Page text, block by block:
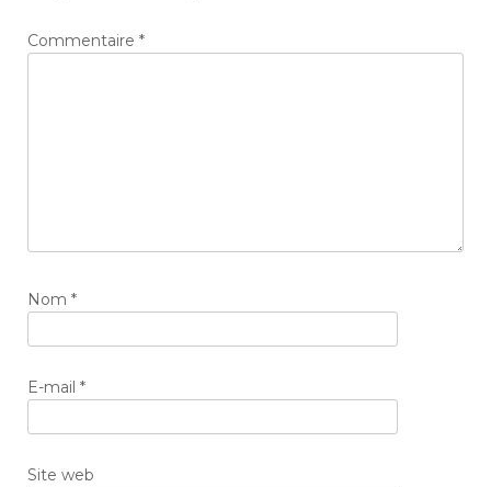
Commentaire *
Nom *
E-mail *
Site web